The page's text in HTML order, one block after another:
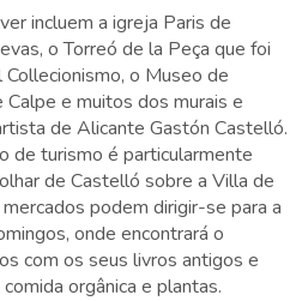
incluem a igreja Paris de
o Torreó de la Peça que foi
o Museo de
e muitos dos murais e
de Alicante Gastón Castelló.
de turismo é particularmente
de Castelló sobre a Villa de
podem dirigir-se para a
onde encontrará o
com os seus livros antigos e
orgânica e plantas.